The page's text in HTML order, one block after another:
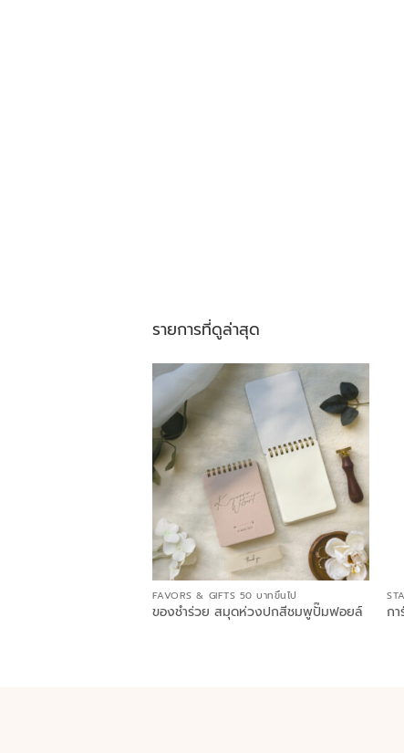
รายการที่ดูล่าสุด
FAVORS & GIFTS 50 บาทขึ้นไป
ของชำร่วย สมุดห่วงปกสีชมพูปั๊มฟอยล์ ก